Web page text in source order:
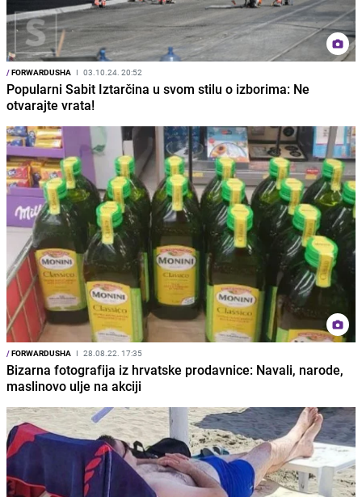
/FORWARDUSHA I 03.10.24. 20:52
Popularni Sabit Iztarčina u svom stilu o izborima: Ne
otvarajte vrata!
/FORWARDUSHA I 28.08.22. 17:35
Bizarna fotografija iz hrvatske prodavnice: Navali, narode,
maslinovo ulje na akciji